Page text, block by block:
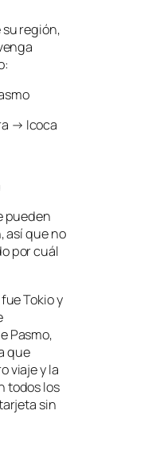
región,
→ Icoca
pueden
así que no
por cuál
Tokio y
Pasmo,
que
viaje y la
todos los
sin